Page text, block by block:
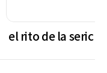
el rito de la